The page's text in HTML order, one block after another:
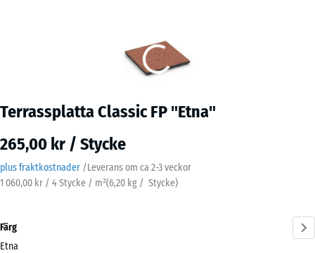
Terrassplatta Classic FP "Etna"
265,00 kr / Stycke
plus fraktkostnader /Leverans om ca 2-3 veckor
1 060,00 kr / 4 Stycke / m²(6,20 kg / Stycke)
Färg
Etna